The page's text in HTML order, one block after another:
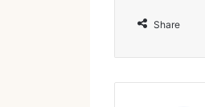
Share